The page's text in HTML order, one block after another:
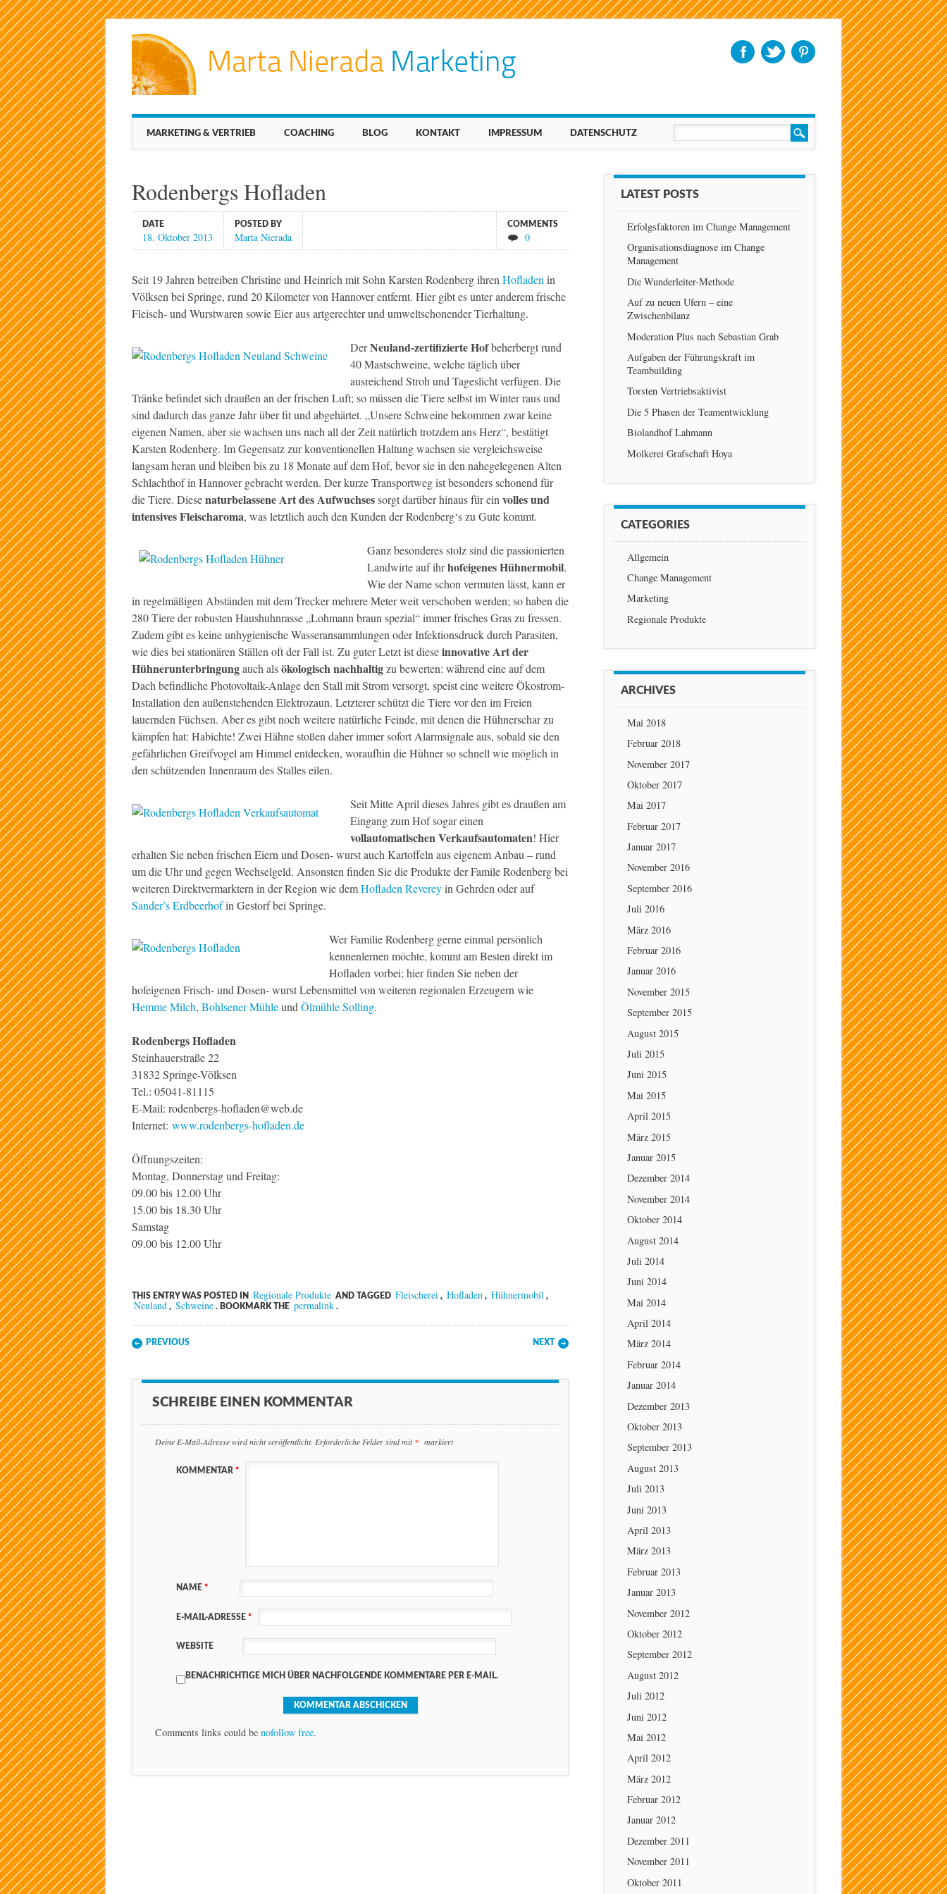
Main menu
MARKETING & VERTRIEB COACHING BLOG KONTAKT IMPRESSUM DATENSCHUTZ
Rodenbergs Hofladen
DATE
18. Oktober 2013
POSTED BY
Marta Nierada
COMMENTS
0
Seit 19 Jahren betreiben Christine und Heinrich mit Sohn Karsten Rodenberg ihren Hofladen in
Völksen bei Springe, rund 20 Kilometer von Hannover entfernt. Hier gibt es unter anderem frische
Fleisch- und Wurstwaren sowie Eier aus artgerechter und umweltschonender Tierhaltung.
DerNeuland-zertifizierte Hofbeherbergt rund
40 Mastschweine, welche täglich über
ausreichend Stroh und Tageslicht verfügen. Die
Tränke befindet sich draußen an der frischen Luft; so müssen die Tiere selbst im Winter raus und
sind dadurch das ganze Jahr über fit und abgehärtet. „Unsere Schweine bekommen zwar keine
eigenen Namen, aber sie wachsen uns nach all der Zeit natürlich trotzdem ans Herz“, bestätigt
Karsten Rodenberg. Im Gegensatz zur konventionellen Haltung wachsen sie vergleichsweise
langsam heran und bleiben bis zu 18 Monate auf dem Hof, bevor sie in den nahegelegenen Alten
Schlachthof in Hannover gebracht werden. Der kurze Transportweg ist besonders schonend für
die Tiere. Diesenaturbelassene Art des Aufwuchsessorgt darüber hinaus für einvolles und
intensives Fleischaroma, was letztlich auch den Kunden der Rodenberg‘s zu Gute kommt.
Ganz besonderes stolz sind die passionierten
Landwirte auf ihrhofeigenes Hühnermobil.
Wie der Name schon vermuten lässt, kann er
in regelmäßigen Abständen mit dem Trecker mehrere Meter weit verschoben werden; so haben die
280 Tiere der robusten Haushuhnrasse „Lohmann braun spezial“ immer frisches Gras zu fressen.
Zudem gibt es keine unhygienische Wasseransammlungen oder Infektionsdruck durch Parasiten,
wie dies bei stationären Ställen oft der Fall ist. Zu guter Letzt ist dieseinnovative Art der
Hühnerunterbringungauch alsökologisch nachhaltigzu bewerten: während eine auf dem
Dach befindliche Photovoltaik-Anlage den Stall mit Strom versorgt, speist eine weitere Ökostrom-
Installation den außenstehenden Elektrozaun. Letzterer schützt die Tiere vor den im Freien
lauernden Füchsen. Aber es gibt noch weitere natürliche Feinde, mit denen die Hühnerschar zu
kämpfen hat: Habichte! Zwei Hähne stoßen daher immer sofort Alarmsignale aus, sobald sie den
gefährlichen Greifvogel am Himmel entdecken, woraufhin die Hühner so schnell wie möglich in
den schützenden Innenraum des Stalles eilen.
Seit Mitte April dieses Jahres gibt es draußen am
Eingang zum Hof sogar einen
vollautomatischen Verkaufsautomaten! Hier
erhalten Sie neben frischen Eiern und Dosen- wurst auch Kartoffeln aus eigenem Anbau – rund
um die Uhr und gegen Wechselgeld. Ansonsten finden Sie die Produkte der Famile Rodenberg bei
weiteren Direktvermarktern in der Region wie demHofladen Revereyin Gehrden oder auf
Sander’s Erdbeerhofin Gestorf bei Springe.
Wer Familie Rodenberg gerne einmal persönlich
kennenlernen möchte, kommt am Besten direkt im
Hofladen vorbei; hier finden Sie neben der
hofeigenen Frisch- und Dosen- wurst Lebensmittel von weiteren regionalen Erzeugern wie
Hemme Milch, Bohlsener Mühleund Ölmühle Solling.
Rodenbergs Hofladen
Steinhauerstraße 22
31832 Springe-Völksen
Tel.: 05041-81115
E-Mail: rodenbergs-hofladen@web.de
Internet: www.rodenbergs-hofladen.de
Öffnungszeiten:
Montag, Donnerstag und Freitag:
09.00 bis 12.00 Uhr
15.00 bis 18.30 Uhr
Samstag
09.00 bis 12.00 Uhr
THIS ENTRY WAS POSTED IN Regionale Produkte AND TAGGED Fleischerei , Hofladen , Hühnermobil ,
Neuland , Schweine . BOOKMARK THE permalink .
Post navigation
PREVIOUS NEXT
SCHREIBE EINEN KOMMENTAR
Deine E-Mail-Adresse wird nicht veröffentlicht. Erforderliche Felder sind mit* markiert
KOMMENTAR *
NAME *
E-MAIL-ADRESSE *
WEBSITE
BENACHRICHTIGE MICH ÜBER NACHFOLGENDE KOMMENTARE PER E-MAIL.
Comments links could be nofollow free.
LATEST POSTS
Erfolgsfaktoren im Change Management
Organisationsdiagnose im Change
Management
Die Wunderleiter-Methode
Auf zu neuen Ufern – eine
Zwischenbilanz
Moderation Plus nach Sebastian Grab
Aufgaben der Führungskraft im
Teambuilding
Torsten Vertriebsaktivist
Die 5 Phasen der Teamentwicklung
Biolandhof Lahmann
Molkerei Grafschaft Hoya
CATEGORIES
Allgemein
Change Management
Marketing
Regionale Produkte
ARCHIVES
Mai 2018
Februar 2018
November 2017
Oktober 2017
Mai 2017
Februar 2017
Januar 2017
November 2016
September 2016
Juli 2016
März 2016
Februar 2016
Januar 2016
November 2015
September 2015
August 2015
Juli 2015
Juni 2015
Mai 2015
April 2015
März 2015
Januar 2015
Dezember 2014
November 2014
Oktober 2014
August 2014
Juli 2014
Juni 2014
Mai 2014
April 2014
März 2014
Februar 2014
Januar 2014
Dezember 2013
Oktober 2013
September 2013
August 2013
Juli 2013
Juni 2013
April 2013
März 2013
Februar 2013
Januar 2013
November 2012
Oktober 2012
September 2012
August 2012
Juli 2012
Juni 2012
Mai 2012
April 2012
März 2012
Februar 2012
Januar 2012
Dezember 2011
November 2011
Oktober 2011